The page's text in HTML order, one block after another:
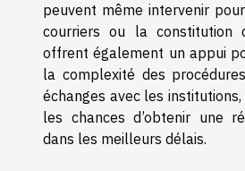
peuvent même intervenir
courriers ou la constitution
offrent également un appui
la complexité des
échanges avec les
les chances d’obtenir une
dans les meilleurs délais.